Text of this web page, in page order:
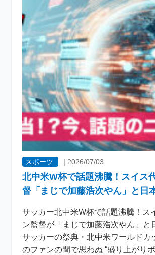
スポーツ | 2026/07/03
北中米W杯で話題沸騰！スイス
督「まじで加藤浩次やん」と日
サッカー北中米W杯で話題沸騰！ス
ン監督が「まじで加藤浩次やん」と
サッカーの祭典・北中米ワールドカ
のファンの間で思わぬ “盛り上がり